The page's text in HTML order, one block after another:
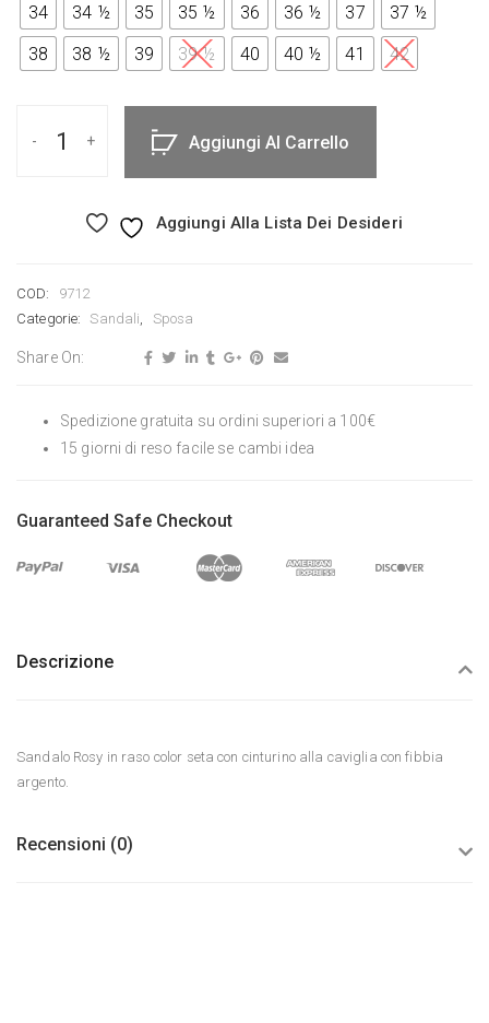
34
34 ½ 35 35 ½ 36 36 ½ 37
37 ½
38
38 ½ 39 39 ½ 40 40 ½ 41 42
Aggiungi Al Carrello
Aggiungi Alla Lista Dei Desideri
COD:
9712
Categorie:
Sandali, Sposa
Share On:
Spedizione gratuita su ordini superiori a 100€
15 giorni di reso facile se cambi idea
Guaranteed Safe Checkout
Descrizione
Sandalo Rosy in raso color seta con cinturino alla caviglia con fibbia
argento.
Recensioni (0)